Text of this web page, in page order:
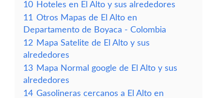
10 Hoteles en El Alto y sus alrededores
11 Otros Mapas de El Alto en
Departamento de Boyaca - Colombia
12 Mapa Satelite de El Alto y sus
alrededores
13 Mapa Normal google de El Alto y sus
alrededores
14 Gasolineras cercanos a El Alto en